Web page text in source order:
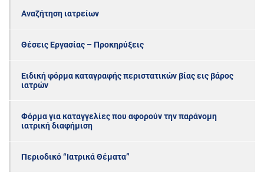
Αναζήτηση ιατρείων
Θέσεις Εργασίας – Προκηρύξεις
Ειδική φόρμα καταγραφής περιστατικών βίας εις βάρος
ιατρών
Φόρμα για καταγγελίες που αφορούν την παράνομη
ιατρική διαφήμιση
Περιοδικό “Ιατρικά Θέματα”